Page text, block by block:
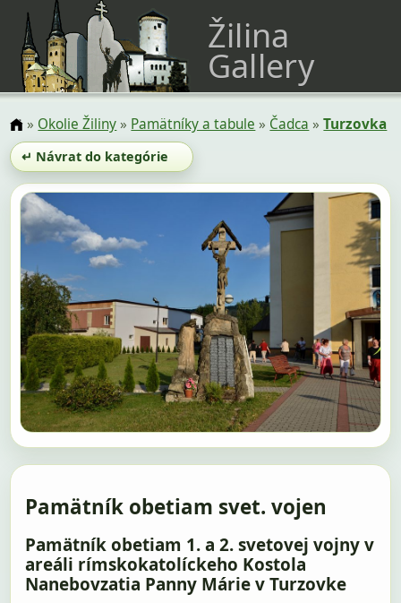
Žilina
Gallery
» Okolie Žiliny» Pamätníky a tabule » Čadca »Turzovka
↵ Návrat do kategórie
Pamätník obetiam svet. vojen
Pamätník obetiam 1. a 2. svetovej vojny v
areáli rímskokatolíckeho Kostola
Nanebovzatia Panny Márie v Turzovke